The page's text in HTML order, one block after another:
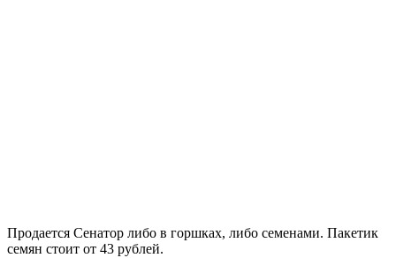
Продается Сенатор либо в горшках, либо семенами. Пакетик
семян стоит от 43 рублей.